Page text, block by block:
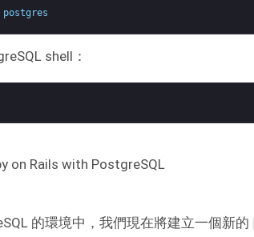
postgres
shell：
的環境中，我們現在將建立一個新的